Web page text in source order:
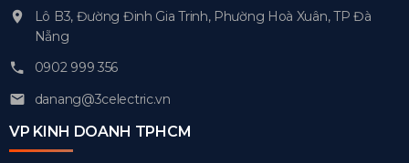
Lô B3, Đường Đinh Gia Trinh, Phường Hoà Xuân, TP Đà
Nẵng
0902 999 356
danang@3celectric.vn
VP KINH DOANH TPHCM